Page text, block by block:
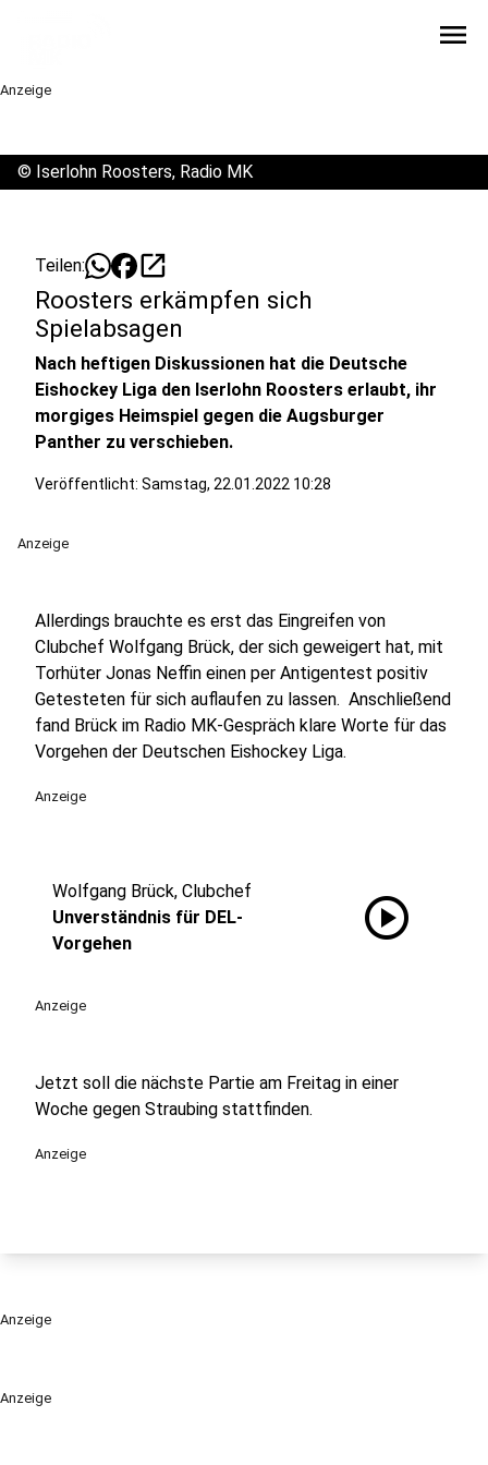
menu
Anzeige
Anzeige
© Iserlohn Roosters, Radio MK
Teilen: open_in_new
Roosters erkämpfen sich
Spielabsagen
Nach heftigen Diskussionen hat die Deutsche
Eishockey Liga den Iserlohn Roosters erlaubt, ihr
morgiges Heimspiel gegen die Augsburger
Panther zu verschieben.
Veröffentlicht: Samstag, 22.01.2022 10:28
Anzeige
Allerdings brauchte es erst das Eingreifen von
Clubchef Wolfgang Brück, der sich geweigert hat, mit
Torhüter Jonas Neffin einen per Antigentest positiv
Getesteten für sich auflaufen zu lassen. Anschließend
fand Brück im Radio MK-Gespräch klare Worte für das
Vorgehen der Deutschen Eishockey Liga.
Anzeige
Wolfgang Brück, Clubchef
Unverständnis für DEL-
Vorgehen
play_circle
Anzeige
Jetzt soll die nächste Partie am Freitag in einer
Woche gegen Straubing stattfinden.
Anzeige
Anzeige